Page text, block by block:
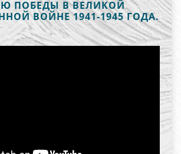
ПОБЕДЫ В ВЕЛИКОЙ
ВОЙНЕ 1941-1945 ГОДА.